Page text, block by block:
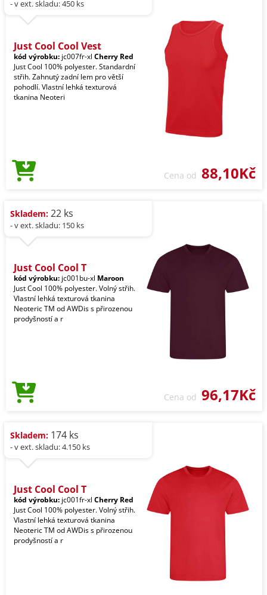
- v ext. skladu: 450 ks
Just Cool Cool Vest
kód výrobku: jc007fr-xl Cherry Red
Just Cool 100% polyester. Standardní
střih. Zahnutý zadní lem pro větší
pohodlí. Vlastní lehká texturová
tkanina Neoteri
Cena od 88,10Kč
Skladem: 22 ks
- v ext. skladu: 150 ks
Just Cool Cool T
kód výrobku: jc001bu-xl Maroon
Just Cool 100% polyester. Volný střih.
Vlastní lehká texturová tkanina
Neoteric TM od AWDis s přirozenou
prodyšností a r
Cena od 96,17Kč
Skladem: 174 ks
- v ext. skladu: 4.150 ks
Just Cool Cool T
kód výrobku: jc001fr-xl Cherry Red
Just Cool 100% polyester. Volný střih.
Vlastní lehká texturová tkanina
Neoteric TM od AWDis s přirozenou
prodyšností a r